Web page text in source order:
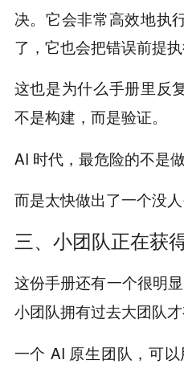
决。它会非常高效地执
了，它也会把错误前提执
这也是为什么手册里反
不是构建，而是验证。
AI 时代，最危险的不是做
而是太快做出了一个没人
三、小团队正在获
这份手册还有一个很明
小团队拥有过去大团队才
一个 AI 原生团队，可